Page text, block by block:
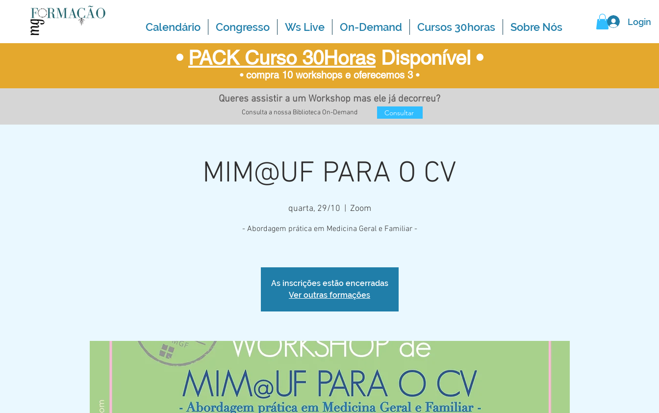
Login
Calendário Congresso Ws Live On-Demand Cursos 30horas Sobre Nós
• PACK Curso 30HorasDisponível •
• compra 10 workshops e oferecemos 3 •
Queres assistir a um Workshop mas ele já decorreu?
Consulta a nossa Biblioteca On-Demand Consultar
MIM@UF PARA O CV
quarta, 29/10
  |
Zoom
- Abordagem prática em Medicina Geral e Familiar -
As inscrições estão encerradas
Ver outras formações